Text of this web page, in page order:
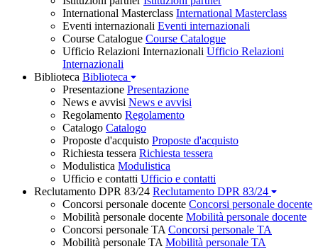
International Masterclass International Masterclass
Eventi internazionali Eventi internazionali
Course Catalogue Course Catalogue
Ufficio Relazioni Internazionali Ufficio Relazioni
Internazionali
Biblioteca Biblioteca
Presentazione Presentazione
News e avvisi News e avvisi
Regolamento Regolamento
Catalogo Catalogo
Proposte d'acquisto Proposte d'acquisto
Richiesta tessera Richiesta tessera
Modulistica Modulistica
Ufficio e contatti Ufficio e contatti
Reclutamento DPR 83/24 Reclutamento DPR 83/24
Concorsi personale docente Concorsi personale docente
Mobilità personale docente Mobilità personale docente
Concorsi personale TA Concorsi personale TA
Mobilità personale TA Mobilità personale TA